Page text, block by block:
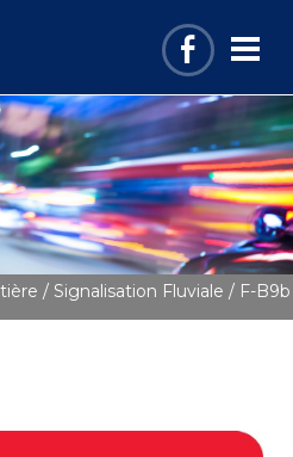
/ Signalisation Fluviale / F-B9b